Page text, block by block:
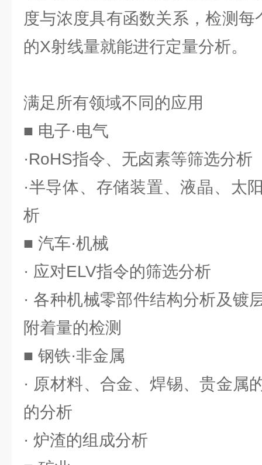
度与浓度具有函数关系，检测
的X射线量就能进行定量分析。
满足所有领域不同的应用
■ 电子·电气
·RoHS指令、无卤素等筛选分析
·半导体、存储装置、液晶、太
析
■ 汽车·机械
· 应对ELV指令的筛选分析
· 各种机械零部件结构分析及镀
附着量的检测
■ 钢铁·非金属
· 原材料、合金、焊锡、贵金属
的分析
· 炉渣的组成分析